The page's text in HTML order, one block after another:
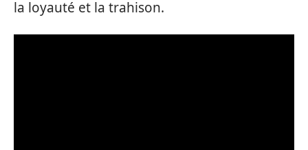
la loyauté et la trahison.